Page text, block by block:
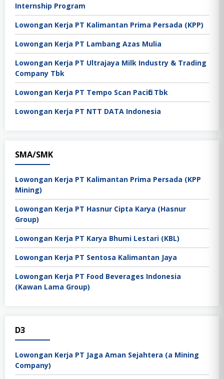
Internship Program
Lowongan Kerja PT Kalimantan Prima Persada (KPP)
Lowongan Kerja PT Lambang Azas Mulia
Lowongan Kerja PT Ultrajaya Milk Industry & Trading
Company Tbk
Lowongan Kerja PT Tempo Scan Pacific Tbk
Lowongan Kerja PT NTT DATA Indonesia
SMA/SMK
Lowongan Kerja PT Kalimantan Prima Persada (KPP
Mining)
Lowongan Kerja PT Hasnur Cipta Karya (Hasnur
Group)
Lowongan Kerja PT Karya Bhumi Lestari (KBL)
Lowongan Kerja PT Sentosa Kalimantan Jaya
Lowongan Kerja PT Food Beverages Indonesia
(Kawan Lama Group)
D3
Lowongan Kerja PT Jaga Aman Sejahtera (a Mining
Company)